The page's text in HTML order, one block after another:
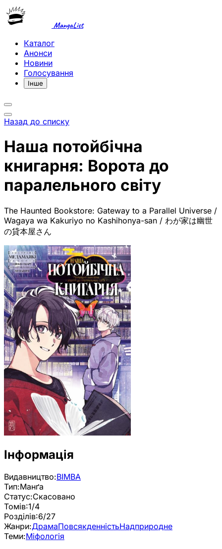
MangaList
Каталог
Анонси
Новини
Голосування
Інше
Назад до списку
Наша потойбічна
книгарня: Ворота до
паралельного світу
The Haunted Bookstore: Gateway to a Parallel Universe /
Wagaya wa Kakuriyo no Kashihonya-san / わが家は幽世
の貸本屋さん
Інформація
Видавництво:BIMBA
Тип:Манґа
Статус:Скасовано
Томів:1/4
Розділів:6/27
Жанри:ДрамаПовсякденністьНадприродне
Теми:Міфологія